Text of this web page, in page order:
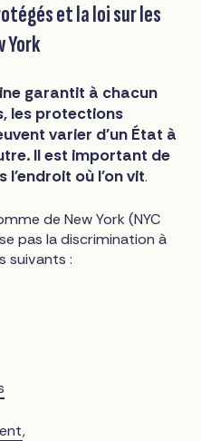
et la loi sur les
York
garantit à chacun
les protections
varier d'un État à
Il est important de
l'endroit où l'on vit.
de New York (NYC
pas la discrimination à
suivants :
,